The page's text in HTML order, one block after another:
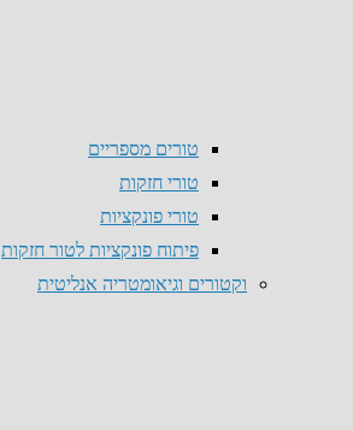
טורים מספריים
טורי חזקות
טורי פונקציות
פיתוח פונקציות לטור חזקות
וקטורים וגיאומטריה אנליטית